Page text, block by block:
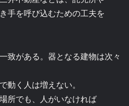
手を呼び込むための工夫を
致がある。器となる建物は次々
動く人は増えない。
所でも、人がいなければ